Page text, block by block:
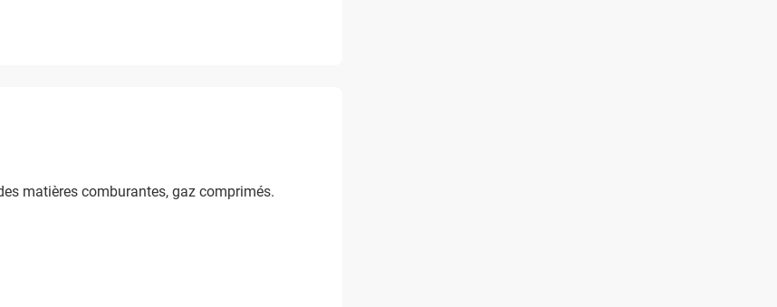
matières comburantes, gaz comprimés.